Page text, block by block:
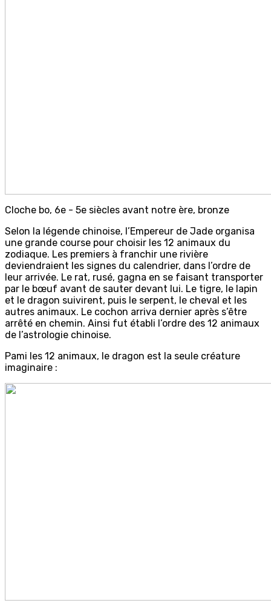
Cloche bo, 6e - 5e siècles avant notre ère, bronze
Selon la légende chinoise, l’Empereur de Jade organisa
une grande course pour choisir les 12 animaux du
zodiaque. Les premiers à franchir une rivière
deviendraient les signes du calendrier, dans l’ordre de
leur arrivée. Le rat, rusé, gagna en se faisant transporter
par le bœuf avant de sauter devant lui. Le tigre, le lapin
et le dragon suivirent, puis le serpent, le cheval et les
autres animaux. Le cochon arriva dernier après s’être
arrêté en chemin. Ainsi fut établi l’ordre des 12 animaux
de l’astrologie chinoise.
Pami les 12 animaux, le dragon est la seule créature
imaginaire :